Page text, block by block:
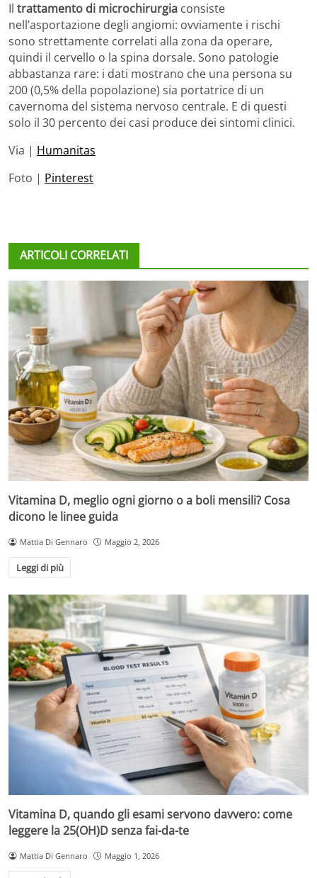
Il trattamento di microchirurgia consiste
nell’asportazione degli angiomi: ovviamente i rischi
sono strettamente correlati alla zona da operare,
quindi il cervello o la spina dorsale. Sono patologie
abbastanza rare: i dati mostrano che una persona su
200 (0,5% della popolazione) sia portatrice di un
cavernoma del sistema nervoso centrale. E di questi
solo il 30 percento dei casi produce dei sintomi clinici.
Via | Humanitas
Foto | Pinterest
ARTICOLI CORRELATI
Vitamina D, meglio ogni giorno o a boli mensili? Cosa
dicono le linee guida
Mattia Di Gennaro Maggio 2, 2026
Leggi di più
Vitamina D, quando gli esami servono davvero: come
leggere la 25(OH)D senza fai-da-te
Mattia Di Gennaro Maggio 1, 2026